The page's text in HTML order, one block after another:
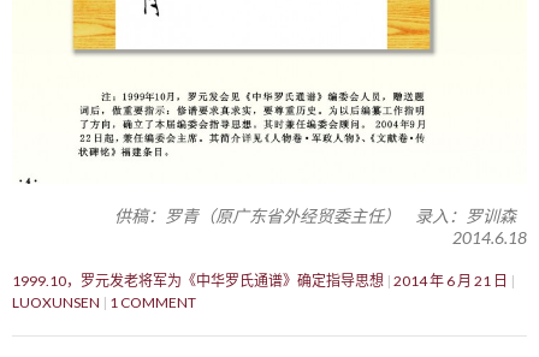
供稿：罗青（原广东省外经贸委主任） 录入：罗训森
2014.6.18
1999.10，罗元发老将军为《中华罗氏通谱》确定指导思想 2014 年 6 月 21 日
LUOXUNSEN
1 COMMENT